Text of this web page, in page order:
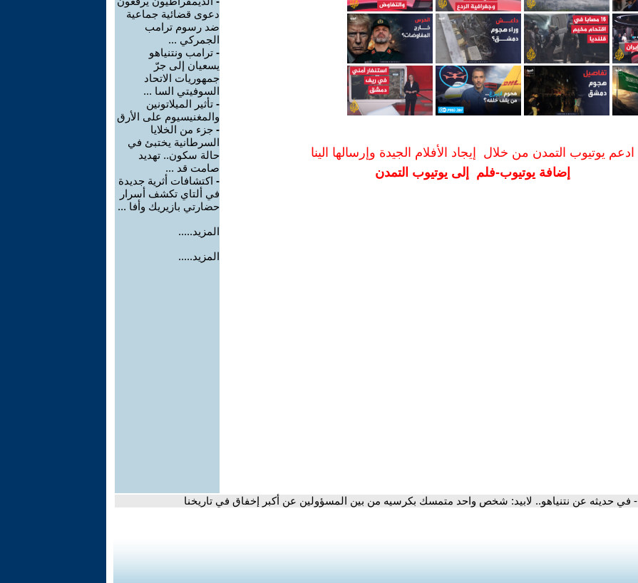
ادعم يوتيوب التمدن من خلال إيجاد الأفلام الجيدة وإرسالها الينا
إضافة يوتيوب-فلم إلى يوتيوب التمدن
دعوى قضائية جماعية
ضد رسوم ترامب
الجمركي ...
- ترامب ونتنياهو
يسعيان إلى جرّ
جمهوريات الاتحاد
السوفيتي السا ...
- تأثير الميلاتونين
والمغنيسيوم على الأرق
- جزء من الخلايا
السرطانية يختبئ في
حالة سكون.. تهديد
صامت قد ...
- اكتشافات أثرية جديدة
في ألتاي تكشف أسرار
حضارتي بازيريك وأفا ...
المزيد.....
المزيد.....
- في حديثه عن نتنياهو.. لابيد: شخص واحد متمسك بكرسيه من بين المسؤولين عن أكبر إخفاق في تاريخنا